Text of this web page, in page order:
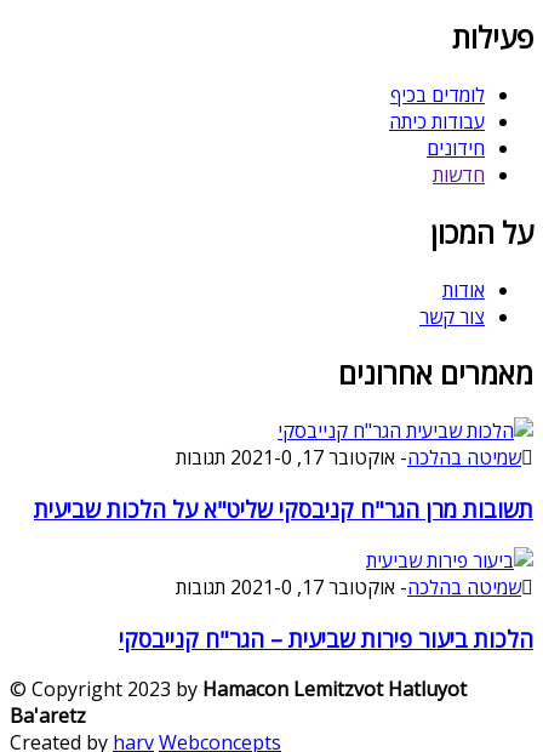
פעילות
לומדים בכיף
עבודות כיתה
חידונים
חדשות
על המכון
אודות
צור קשר
מאמרים אחרונים
שמיטה בהלכה- אוקטובר 17, 2021 -0 תגובות
תשובות מרן הגר"ח קניבסקי שליט"א על הלכות שביעית
שמיטה בהלכה- אוקטובר 17, 2021 -0 תגובות
הלכות ביעור פירות שביעית – הגר"ח קנייבסקי
© Copyright 2023 by Hamacon Lemitzvot Hatluyot
Ba'aretz
Created by harvWebconcepts